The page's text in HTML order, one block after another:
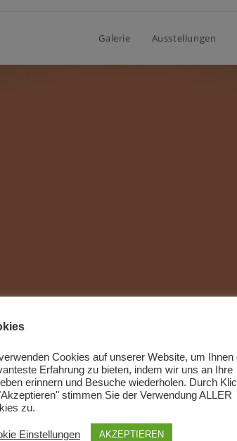
Galerie Ausstellungen
Cookies auf unserer Website, um Ihnen
Erfahrung zu bieten, indem wir uns an Ihre
erinnern und Besuche wiederholen. Durch
stimmen Sie der Verwendung ALLER
zu.
Einstellungen AKZEPTIEREN